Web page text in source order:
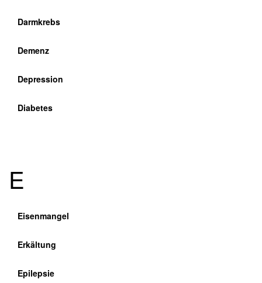
Darmkrebs
Demenz
Depression
Diabetes
E
Eisenmangel
Erkältung
Epilepsie